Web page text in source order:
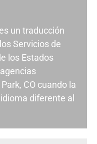
un traducción
Servicios de
los Estados
CO cuando la
diferente al